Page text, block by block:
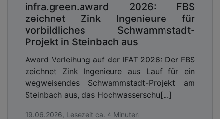
infra.green.award 2026: FBS
zeichnet Zink Ingenieure für
vorbildliches Schwammstadt-
Projekt in Steinbach aus
Award-Verleihung auf der IFAT 2026: Der FBS
zeichnet Zink Ingenieure aus Lauf für ein
wegweisendes Schwammstadt-Projekt am
Steinbach aus, das Hochwasserschu[...]
19.06.2026, Lesezeit ca. 4 Minuten